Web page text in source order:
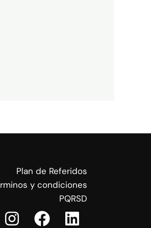
Plan de Referidos
y condiciones
PQRSD